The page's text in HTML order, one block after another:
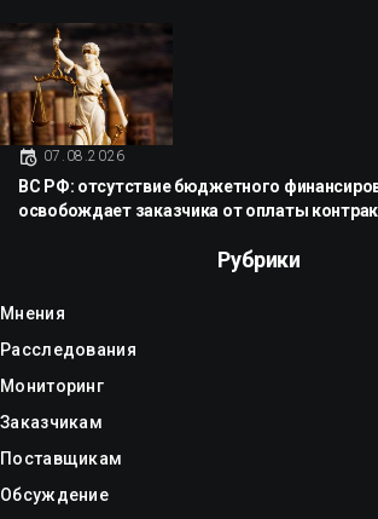
07.08.2026
ВС РФ: отсутствие бюджетного
освобождает заказчика от оплаты
Рубрики
Мнения
Расследования
Мониторинг
Заказчикам
Поставщикам
Обсуждение